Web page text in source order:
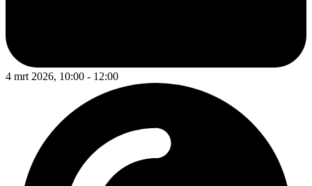
4 mrt 2026, 10:00 - 12:00